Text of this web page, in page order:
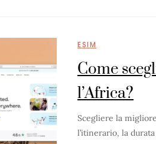
ESIM
Come
l’Africa?
Scegliere la
l’itinerario, la